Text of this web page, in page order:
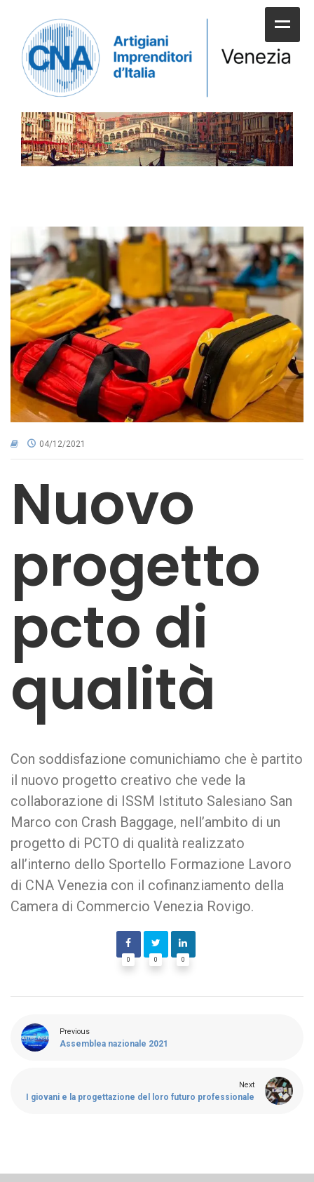
HOME
SERVIZI ALLE IMPRESE
APPUNTAMENTI E NEWS
SPORTELLI
CNA NEL TERRITORIO
AREA RISERVATA
04/12/2021
Nuovo
progetto
pcto di
qualità
Con soddisfazione comunichiamo che è partito
il nuovo progetto creativo che vede la
collaborazione di ISSM Istituto Salesiano San
Marco con Crash Baggage, nell’ambito di un
progetto di PCTO di qualità realizzato
all’interno dello Sportello Formazione Lavoro
di CNA Venezia con il cofinanziamento della
Camera di Commercio Venezia Rovigo.
0 0 0
Previous
Assemblea nazionale 2021
Next
I giovani e la progettazione del loro futuro professionale